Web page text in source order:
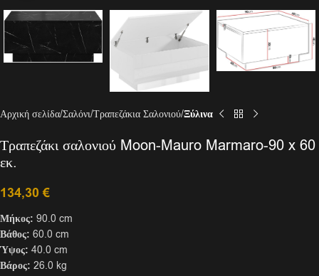
Αρχική σελίδα Σαλόνι Τραπεζάκια Σαλονιού Ξύλινα
Τραπεζάκι σαλονιού Moon-Mauro Marmaro-90 x 60
εκ.
134,30€
Μήκος: 90.0 cm
Βάθος: 60.0 cm
Ύψος: 40.0 cm
Βάρος: 26.0 kg